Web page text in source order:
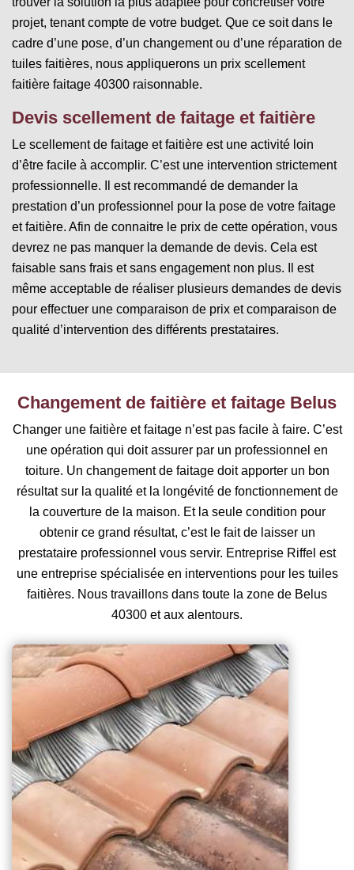
projet, tenant compte de votre budget. Que ce soit dans le
cadre d’une pose, d’un changement ou d’une réparation de
tuiles faitières, nous appliquerons un prix scellement
faitière faitage 40300 raisonnable.
Devis scellement de faitage et faitière
Le scellement de faitage et faitière est une activité loin
d’être facile à accomplir. C’est une intervention strictement
professionnelle. Il est recommandé de demander la
prestation d’un professionnel pour la pose de votre faitage
et faitière. Afin de connaitre le prix de cette opération, vous
devrez ne pas manquer la demande de devis. Cela est
faisable sans frais et sans engagement non plus. Il est
même acceptable de réaliser plusieurs demandes de devis
pour effectuer une comparaison de prix et comparaison de
qualité d’intervention des différents prestataires.
Changement de faitière et faitage Belus
Changer une faitière et faitage n’est pas facile à faire. C’est
une opération qui doit assurer par un professionnel en
toiture. Un changement de faitage doit apporter un bon
résultat sur la qualité et la longévité de fonctionnement de
la couverture de la maison. Et la seule condition pour
obtenir ce grand résultat, c’est le fait de laisser un
prestataire professionnel vous servir. Entreprise Riffel est
une entreprise spécialisée en interventions pour les tuiles
faitières. Nous travaillons dans toute la zone de Belus
40300 et aux alentours.